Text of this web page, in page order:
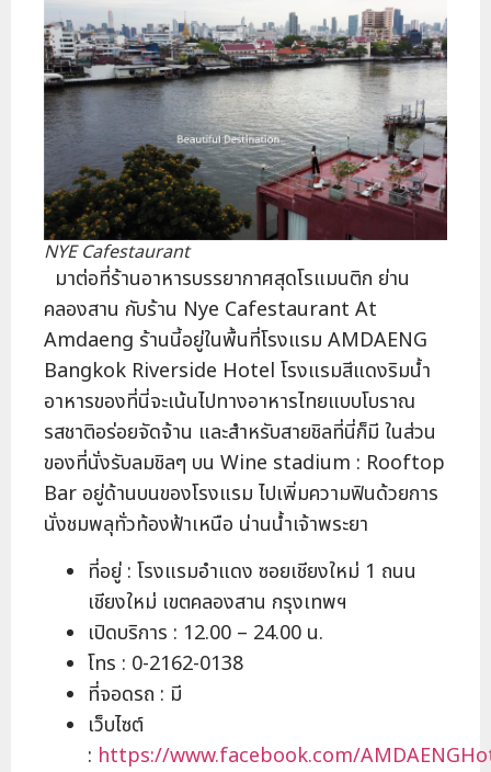
NYE Cafestaurant
มาต่อที่ร้านอาหารบรรยากาศสุดโรแมนติก ย่าน
คลองสาน กับร้าน Nye Cafestaurant At
Amdaeng ร้านนี้อยู่ในพื้นที่โรงแรม AMDAENG
Bangkok Riverside Hotel โรงแรมสีแดงริมน้ำ
อาหารของที่นี่จะเน้นไปทางอาหารไทยแบบโบราณ
รสชาติอร่อยจัดจ้าน และสำหรับสายชิลที่นี่ก็มี ในส่วน
ของที่นั่งรับลมชิลๆ บน Wine stadium : Rooftop
Bar อยู่ด้านบนของโรงแรม ไปเพิ่มความฟินด้วยการ
นั่งชมพลุทั่วท้องฟ้าเหนือ น่านน้ำเจ้าพระยา
ที่อยู่ : โรงแรมอำแดง ซอยเชียงใหม่ 1 ถนน
เชียงใหม่ เขตคลองสาน กรุงเทพฯ
เปิดบริการ : 12.00 – 24.00 น.
โทร : 0-2162-0138
ที่จอดรถ : มี
เว็บไซต์
: https://www.facebook.com/